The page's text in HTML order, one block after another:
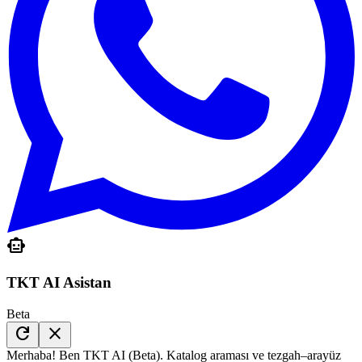
smart_toy
TKT AI Asistan
Beta
refresh close
Merhaba! Ben TKT AI (Beta). Katalog araması ve tezgah–arayüz